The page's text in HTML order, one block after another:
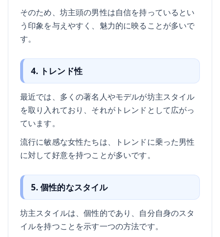
そのため、坊主頭の男性は自信を持っているとい
う印象を与えやすく、魅力的に映ることが多いで
す。
4. トレンド性
最近では、多くの著名人やモデルが坊主スタイル
を取り入れており、それがトレンドとして広がっ
ています。
流行に敏感な女性たちは、トレンドに乗った男性
に対して好意を持つことが多いです。
5. 個性的なスタイル
坊主スタイルは、個性的であり、自分自身のスタ
イルを持つことを示す一つの方法です。